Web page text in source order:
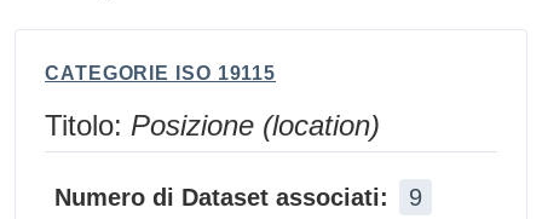
CATEGORIE ISO 19115
Titolo: Posizione (location)
Numero di Dataset associati: 9